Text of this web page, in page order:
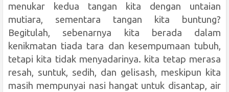
menukar kedua tangan kita dengan untaian
mutiara, sementara tangan kita buntung?
Begitulah, sebenarnya kita berada dalam
kenikmatan tiada tara dan kesempumaan tubuh,
tetapi kita tidak menyadarinya. kita tetap merasa
resah, suntuk, sedih, dan gelisash, meskipun kita
masih mempunyai nasi hangat untuk disantap, air